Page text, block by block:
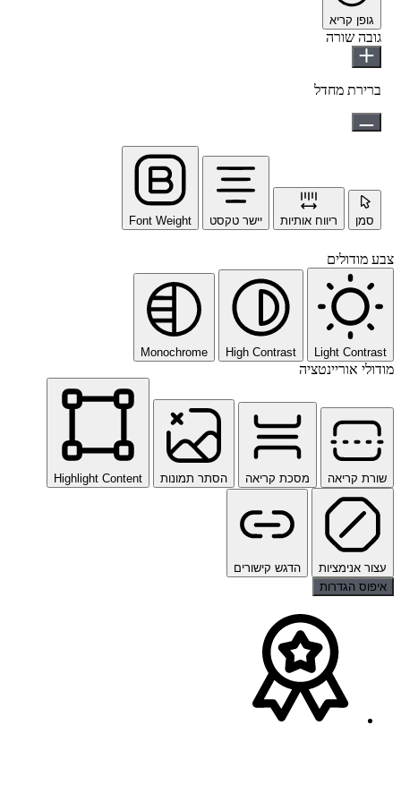
גופן קריא
גובה שורה
ברירת מחדל
סמן ריווח אותיות יישר טקסט Font Weight
צבע מודולים
Light Contrast
High Contrast
Monochrome
מודולי אוריינטציה
שורת קריאה מסכת קריאה הסתר תמונות Highlight Content
עצור אנימציות
הדגש קישורים
איפוס הגדרות